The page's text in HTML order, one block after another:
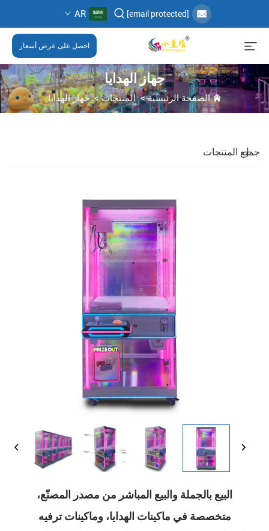
[email protected]
AR
احصل على عرض أسعار
جهاز الهدايا
الصفحة الرئيسية>المنتجات>جهاز الهدايا
جميع المنتجات
البيع بالجملة والبيع المباشر من مصدر المصنّع،
متخصصة في ماكينات الهدايا، وماكينات ترفيه